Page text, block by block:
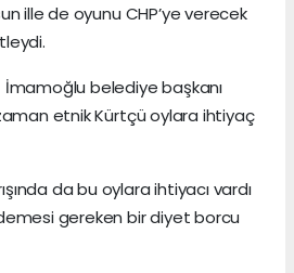
ille de oyunu CHP’ye verecek
belediye başkanı
etnik Kürtçü oylara ihtiyaç
da bu oylara ihtiyacı vardı
gereken bir diyet borcu